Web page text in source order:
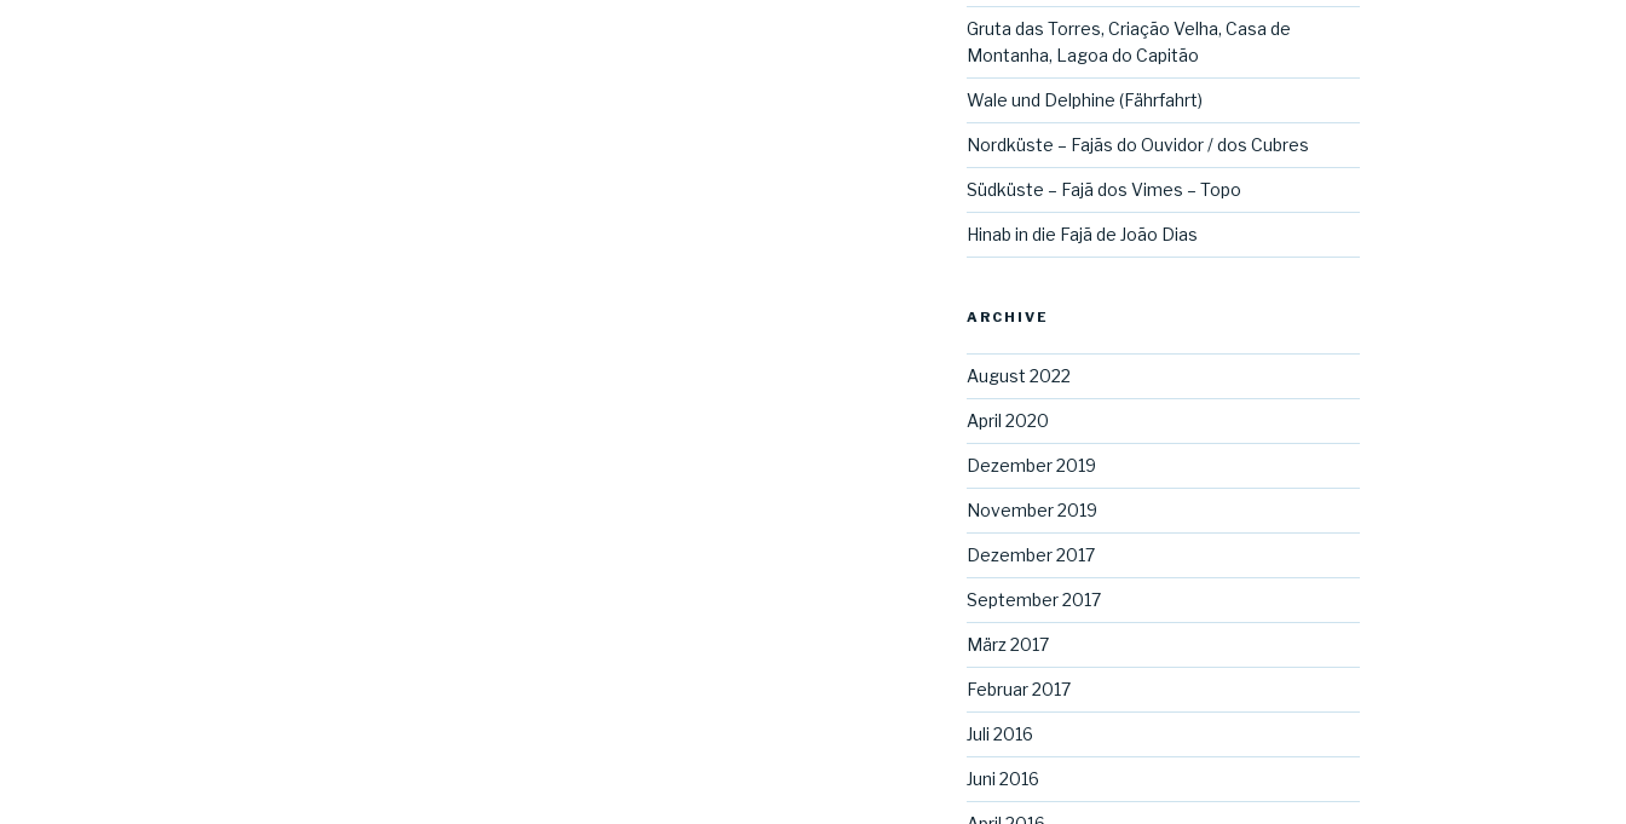
Gruta das Torres, Criação Velha, Casa de
Montanha, Lagoa do Capitão
Wale und Delphine (Fährfahrt)
Nordküste – Fajãs do Ouvidor / dos Cubres
Südküste – Fajã dos Vimes – Topo
Hinab in die Fajã de João Dias
ARCHIVE
August 2022
April 2020
Dezember 2019
November 2019
Dezember 2017
September 2017
März 2017
Februar 2017
Juli 2016
Juni 2016